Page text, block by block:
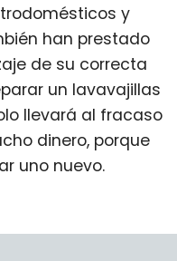
y
han prestado
de su correcta
un lavavajillas
llevará al fracaso
dinero, porque
uno nuevo.